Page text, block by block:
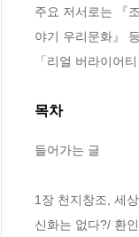
주요 저서로는 『
야기 우리문화』
「리얼 버라이어
목차
들어가는 글
1장 천지창조, 세
신화는 없다?/ 환